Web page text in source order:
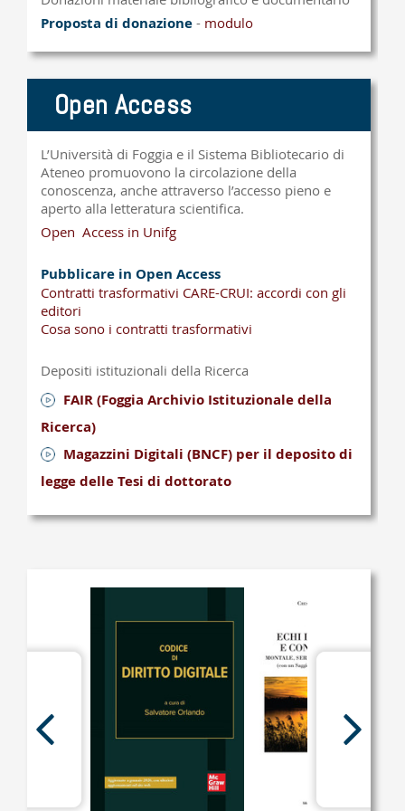
Proposta di donazione - modulo
Open Access
L’Università di Foggia e il Sistema Bibliotecario di
Ateneo promuovono la circolazione della
conoscenza, anche attraverso l’accesso pieno e
aperto alla letteratura scientifica.
Open Access in Unifg
Pubblicare in Open Access
Contratti trasformativi CARE-CRUI: accordi con gli
editori
Cosa sono i contratti trasformativi
Depositi istituzionali della Ricerca
FAIR (Foggia Archivio Istituzionale della
Ricerca)
Magazzini Digitali (BNCF) per il deposito di
legge delle Tesi di dottorato
vetrina
in
la
vetrina